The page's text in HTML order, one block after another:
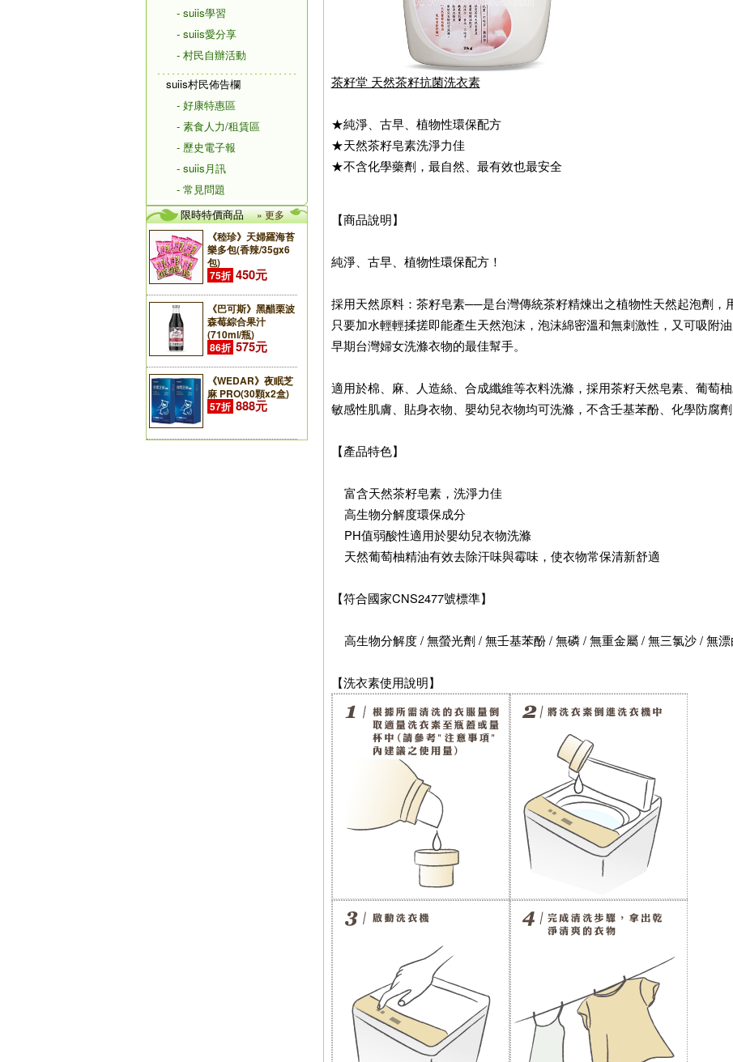
- suiis學習
- suiis愛分享
- 村民自辦活動
suiis村民佈告欄
- 好康特惠區
- 素食人力/租賃區
- 歷史電子報
- suiis月訊
- 常見問題
限時特價商品
» 更多
《稑珍》天婦羅海苔
樂多包(香辣/35gx6
包)
75折 450元
《巴可斯》黑醋栗波
森莓綜合果汁
(710ml/瓶)
86折 575元
《WEDAR》夜眠芝
麻 PRO(30顆x2盒)
57折 888元
茶籽堂 天然茶籽抗菌洗衣素
★純淨、古早、植物性環保配方
★天然茶籽皂素洗淨力佳
★不含化學藥劑，最自然、最有效也最安全
【商品說明】
純淨、古早、植物性環保配方！
採用天然原料：茶籽皂素──是台灣傳統茶籽精煉出之植物性天然起泡劑，
只要加水輕輕揉搓即能產生天然泡沫，泡沫綿密溫和無刺激性，又可吸附
早期台灣婦女洗滌衣物的最佳幫手。
適用於棉、麻、人造絲、合成纖維等衣料洗滌，採用茶籽天然皂素、葡萄
敏感性肌膚、貼身衣物、嬰幼兒衣物均可洗滌，不含壬基苯酚、化學防腐
【產品特色】
富含天然茶籽皂素，洗淨力佳
高生物分解度環保成分
PH值弱酸性適用於嬰幼兒衣物洗滌
天然葡萄柚精油有效去除汗味與霉味，使衣物常保清新舒適
【符合國家CNS2477號標準】
高生物分解度 / 無螢光劑 / 無壬基苯酚 / 無磷 / 無重金屬 / 無三氯沙 / 無
【洗衣素使用說明】